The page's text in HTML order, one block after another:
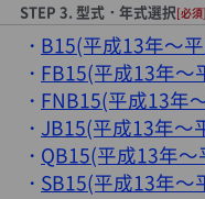
STEP 3. 型式・年式選択[必須]
B15(平成13年～
FB15(平成13年～
FNB15(平成13年
JB15(平成13年～
QB15(平成13年
SB15(平成13年～